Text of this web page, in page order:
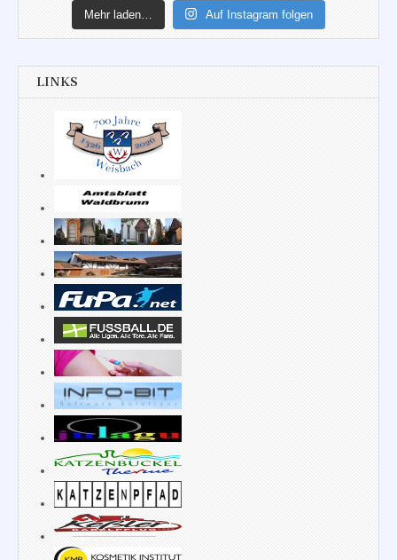
Mehr laden… Auf Instagram folgen
LINKS